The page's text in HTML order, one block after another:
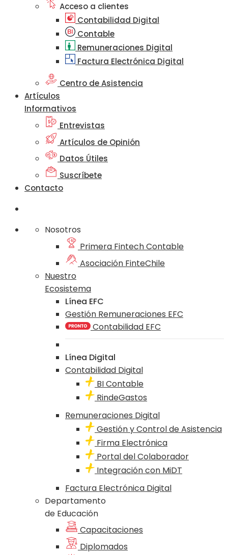
Acceso a clientes
Contabilidad Digital
Contable
Remuneraciones Digital
Factura Electrónica Digital
Centro de Asistencia
Artículos
Informativos
Entrevistas
Artículos de Opinión
Datos Útiles
Suscríbete
Contacto
Nosotros
Primera Fintech Contable
Asociación FinteChile
Nuestro
Ecosistema
Línea EFC
Gestión Remuneraciones EFC
Contabilidad EFC
Línea Digital
Contabilidad Digital
BI Contable
RindeGastos
Remuneraciones Digital
Gestión y Control de Asistencia
Firma Electrónica
Portal del Colaborador
Integración con MiDT
Factura Electrónica Digital
Departamento
de Educación
Capacitaciones
Diplomados